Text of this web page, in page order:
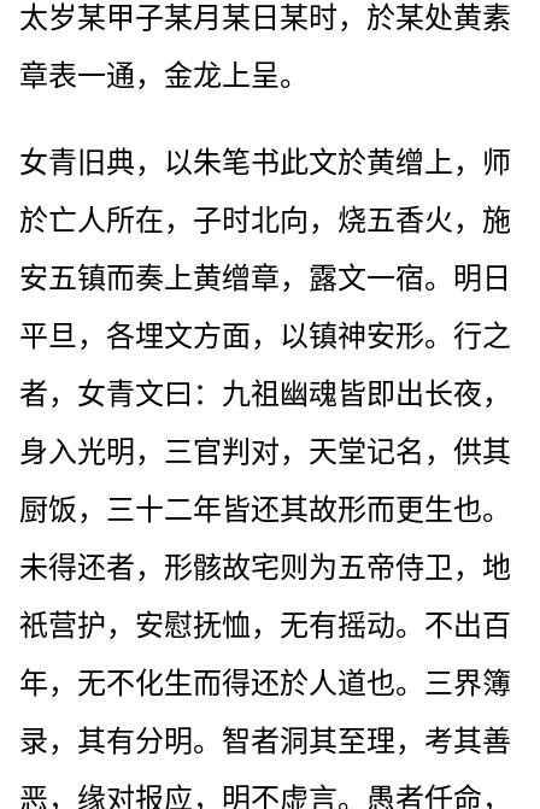
太岁某甲子某月某日某时，於某处黄素
章表一通，金龙上呈。
女青旧典，以朱笔书此文於黄缯上，师
於亡人所在，子时北向，烧五香火，施
安五镇而奏上黄缯章，露文一宿。明日
平旦，各埋文方面，以镇神安形。行之
者，女青文曰：九祖幽魂皆即出长夜，
身入光明，三官判对，天堂记名，供其
厨饭，三十二年皆还其故形而更生也。
未得还者，形骸故宅则为五帝侍卫，地
祇营护，安慰抚恤，无有摇动。不出百
年，无不化生而得还於人道也。三界簿
录，其有分明。智者洞其至理，考其善
恶，缘对报应，明不虚言。愚者任命，